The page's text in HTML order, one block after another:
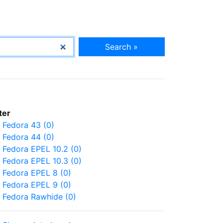
Search »
Fedora 43 (0)
Fedora 44 (0)
Fedora EPEL 10.2 (0)
Fedora EPEL 10.3 (0)
Fedora EPEL 8 (0)
Fedora EPEL 9 (0)
Fedora Rawhide (0)